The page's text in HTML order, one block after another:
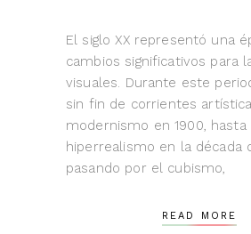
El siglo XX representó una
cambios significativos para
visuales. Durante este
sin fin de corrientes
modernismo en 1900, hasta
hiperrealismo en la década
pasando por el cubismo,
READ MORE